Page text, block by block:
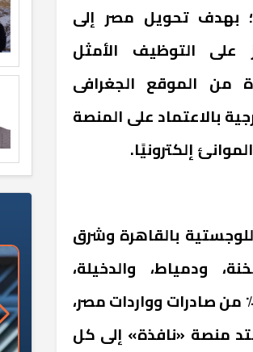
بهدف تحويل مصر إلى
على التوظيف الأمثل
من الموقع الجغرافى
بالاعتماد على المنصة
إلكترونيًا.
بالقاهرة وشرق
ودمياط، والدخيلة،
والإسكندرية، وبذلك تغطى منصة «نافذة» 95٪ من صادرات وواردات مصر،
نهاية عام 2021، أن تمتد منصة «نافذة» إلى كل